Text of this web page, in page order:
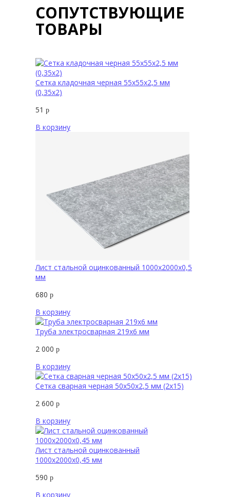
СОПУТСТВУЮЩИЕ
ТОВАРЫ
Сетка кладочная черная 55х55х2,5 мм
(0,35х2)
51 р
В корзину
Лист стальной оцинкованный 1000х2000х0,5
мм
680 р
В корзину
Труба электросварная 219х6 мм
2 000 р
В корзину
Сетка сварная черная 50х50х2,5 мм (2х15)
2 600 р
В корзину
Лист стальной оцинкованный
1000х2000х0,45 мм
590 р
В корзину